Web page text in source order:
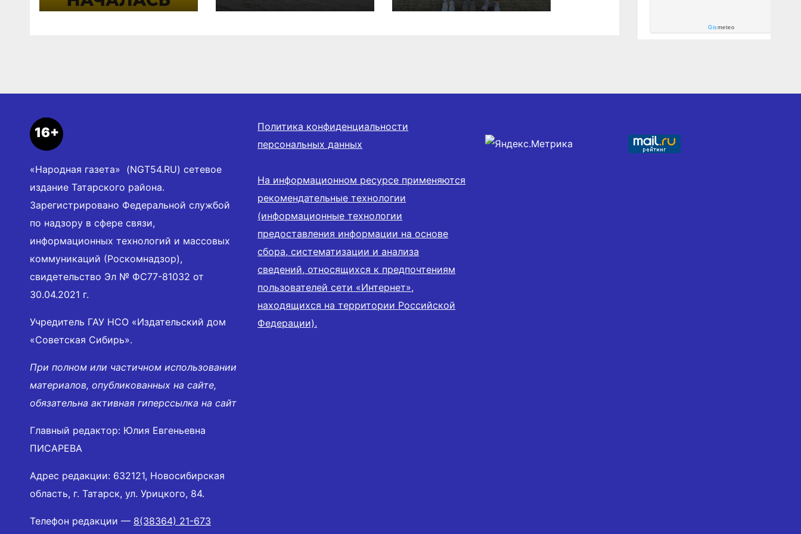
марафоне
Gismeteo
16+
«Народная газета» (NGT54.RU) сетевое
издание Татарского района.
Зарегистрировано Федеральной службой
по надзору в сфере связи,
информационных технологий и массовых
коммуникаций (Роскомнадзор),
свидетельство Эл № ФС77-81032 от
30.04.2021 г.
Учредитель ГАУ НСО «Издательский дом
«Советская Сибирь».
При полном или частичном использовании
материалов, опубликованных на сайте,
обязательна активная гиперссылка на сайт
Главный редактор: Юлия Евгеньевна
ПИСАРЕВА
Адрес редакции: 632121, Новосибирская
область, г. Татарск, ул. Урицкого, 84.
Телефон редакции — 8(38364) 21-673
Политика конфиденциальности
персональных данных
На информационном ресурсе применяются
рекомендательные технологии
(информационные технологии
предоставления информации на основе
сбора, систематизации и анализа
сведений, относящихся к предпочтениям
пользователей сети «Интернет»,
находящихся на территории Российской
Федерации).